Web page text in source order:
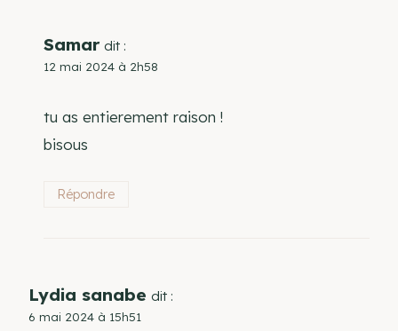
Samar dit :
12 mai 2024 à 2h58
tu as entierement raison !
bisous
Répondre
Lydia sanabe dit :
6 mai 2024 à 15h51